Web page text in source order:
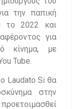
την παπική
το 2022 και
για
κίνημα, με
Tube.
Laudato Si θα
στην